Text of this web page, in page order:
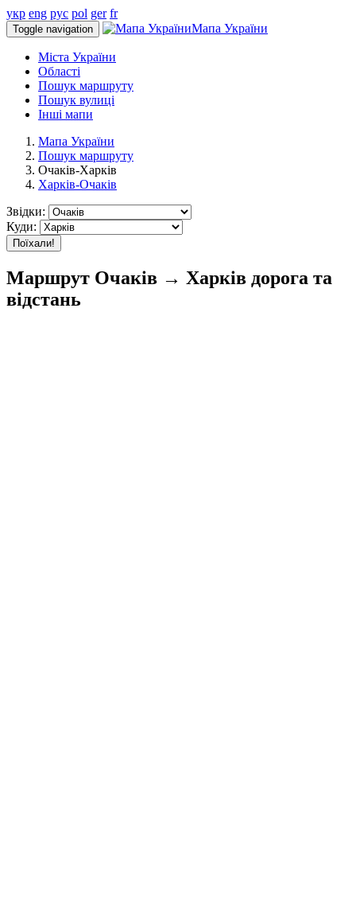
укр eng рус pol ger fr
Toggle navigation Мапа України
Міста України
Області
Пошук маршруту
Пошук вулиці
Інші мапи
Мапа України
Пошук маршруту
Очаків-Харків
Харків-Очаків
Звідки:
Куди:
Поїхали!
Маршрут Очаків → Харків дорога та
відстань